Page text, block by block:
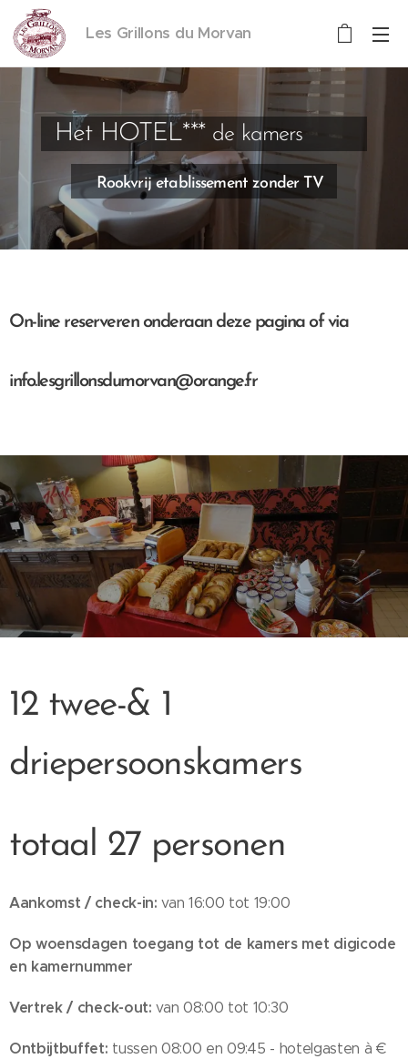
Les Grillons du Morvan
Het HOTEL*** de kamers
Rookvrij etablissement zonder TV
On-line reserveren onderaan deze pagina of via
info.lesgrillonsdumorvan@orange.fr
12 twee-& 1
driepersoonskamers
totaal 27 personen
Aankomst / check-in: van 16:00 tot 19:00
Op woensdagen toegang tot de kamers met digicode
en kamernummer
Vertrek / check-out: van 08:00 tot 10:30
Ontbijtbuffet: tussen 08:00 en 09:45 - hotelgasten à €